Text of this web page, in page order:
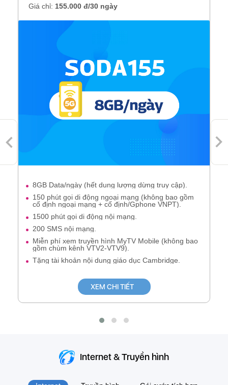
Giá chỉ: 155.000 đ/30 ngày
8GB Data/ngày (hết dung lượng dừng truy cập).
150 phút gọi di động ngoại mạng (không bao gồm
cố định ngoại mạng + cố định/Gphone VNPT).
1500 phút gọi di động nội mạng.
200 SMS nội mạng.
Miễn phí xem truyền hình MyTV Mobile (không bao
gồm chùm kênh VTV2-VTV9).
Tặng tài khoản nội dung giáo dục Cambridge.
XEM CHI TIẾT
Internet & Truyền hình